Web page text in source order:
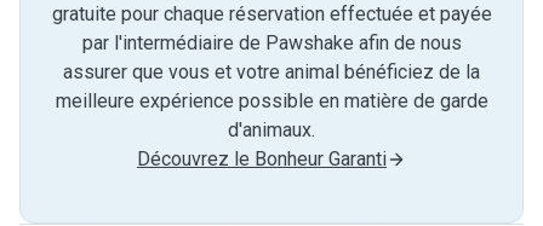
gratuite pour chaque réservation effectuée et payée
par l'intermédiaire de Pawshake afin de nous
assurer que vous et votre animal bénéficiez de la
meilleure expérience possible en matière de garde
d'animaux.
Découvrez le Bonheur Garanti